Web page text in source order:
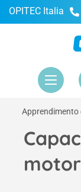
principale
OPITEC Italia
Apprendimento